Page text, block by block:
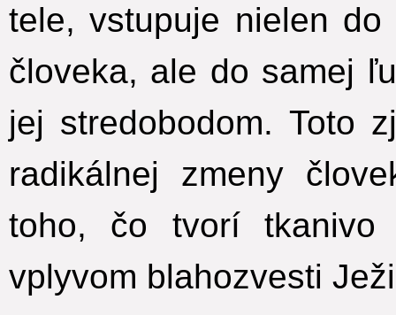
tele, vstupuje nielen
človeka, ale do samej
jej stredobodom. Toto
radikálnej zmeny
toho, čo tvorí tkanivo
vplyvom blahozvesti